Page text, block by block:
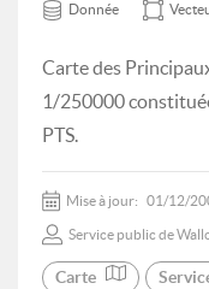
Donnée
Carte des
1/250000
PTS.
Mise à jour: 01/12/
Service public de
Carte